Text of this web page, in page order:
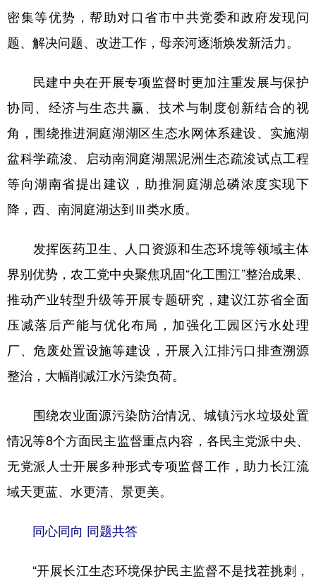
密集等优势，帮助对口省市中共党委和政府发现问
题、解决问题、改进工作，母亲河逐渐焕发新活力。
民建中央在开展专项监督时更加注重发展与保护
协同、经济与生态共赢、技术与制度创新结合的视
角，围绕推进洞庭湖湖区生态水网体系建设、实施湖
盆科学疏浚、启动南洞庭湖黑泥洲生态疏浚试点工程
等向湖南省提出建议，助推洞庭湖总磷浓度实现下
降，西、南洞庭湖达到Ⅲ类水质。
发挥医药卫生、人口资源和生态环境等领域主体
界别优势，农工党中央聚焦巩固“化工围江”整治成果、
推动产业转型升级等开展专题研究，建议江苏省全面
压减落后产能与优化布局，加强化工园区污水处理
厂、危废处置设施等建设，开展入江排污口排查溯源
整治，大幅削减江水污染负荷。
围绕农业面源污染防治情况、城镇污水垃圾处置
情况等8个方面民主监督重点内容，各民主党派中央、
无党派人士开展多种形式专项监督工作，助力长江流
域天更蓝、水更清、景更美。
同心同向 同题共答
“开展长江生态环境保护民主监督不是找茬挑刺，